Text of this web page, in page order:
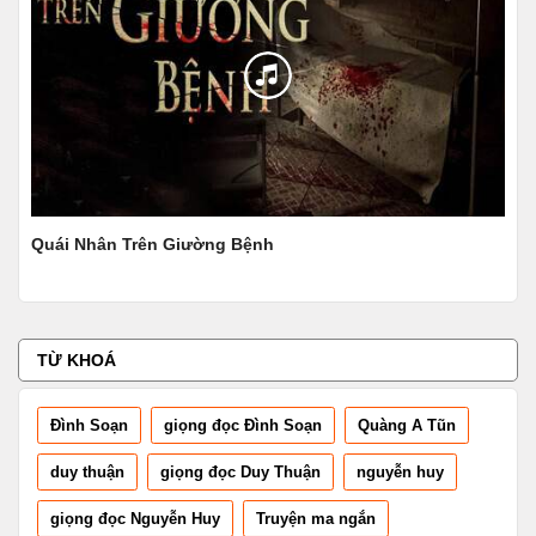
Quang Âm Chi Ngoại - Tập 159
Quang Âm Chi Ngoại - Tập 160
Quang Âm Chi Ngoại - Tập 161
Quang Âm Chi Ngoại - Tập 162
Quang Âm Chi Ngoại - Tập 163
Quang Âm Chi Ngoại - Tập 164
Quang Âm Chi Ngoại - Tập 166
Quang Âm Chi Ngoại - Tập 167
Quang Âm Chi Ngoại - Tập 168
Quang Âm Chi Ngoại - Tập 169
Quái Nhân Trên Giường Bệnh
TỪ KHOÁ
Đình Soạn giọng đọc Đình Soạn Quàng A Tũn
duy thuận giọng đọc Duy Thuận nguyễn huy
giọng đọc Nguyễn Huy Truyện ma ngắn